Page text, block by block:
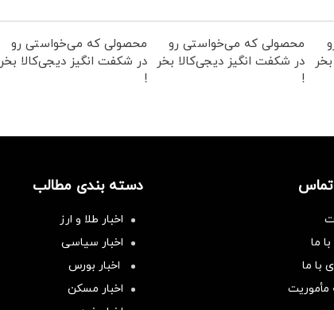
محصولی که می‌خواستی رو
در شکفت انگیز دیجی‌کالا بخر
!
محصولی که می‌خواستی رو
در شکفت انگیز دیجی‌کالا بخر
!
تماس
ما
با ما
مأموریت
دسته بندی مطالب
اخبار طلا و ارز
اخبار سیاسی
اخبار بورس
اخبار مسکن